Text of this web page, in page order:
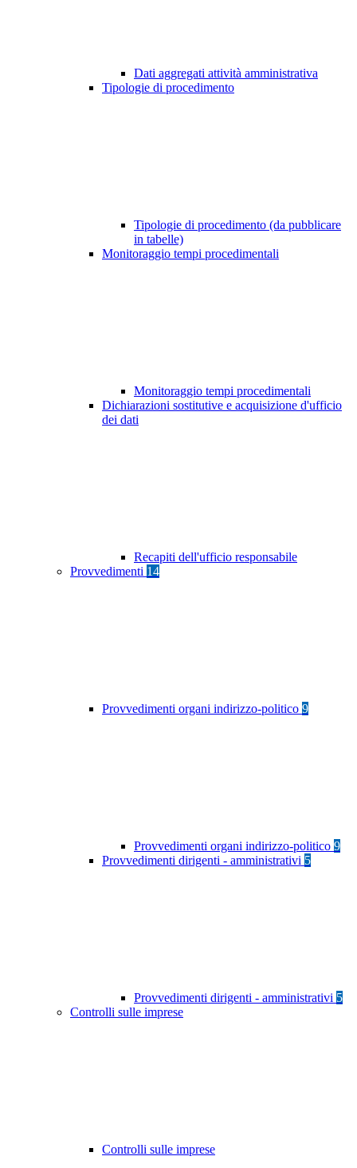
Dati aggregati attività amministrativa
Tipologie di procedimento
Tipologie di procedimento (da pubblicare
in tabelle)
Monitoraggio tempi procedimentali
Monitoraggio tempi procedimentali
Dichiarazioni sostitutive e acquisizione d'ufficio
dei dati
Recapiti dell'ufficio responsabile
Provvedimenti 14
Provvedimenti organi indirizzo-politico 9
Provvedimenti organi indirizzo-politico 9
Provvedimenti dirigenti - amministrativi 5
Provvedimenti dirigenti - amministrativi 5
Controlli sulle imprese
Controlli sulle imprese